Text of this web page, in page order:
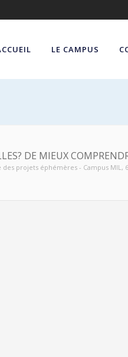
LE CAMPUS
DE MIEUX
des projets éphémères - Campus MIL,